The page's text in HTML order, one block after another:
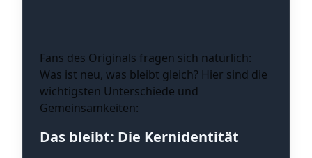
Fans des Originals fragen sich natürlich:
Was ist neu, was bleibt gleich? Hier sind die
wichtigsten Unterschiede und
Gemeinsamkeiten:
Das bleibt: Die Kernidentität